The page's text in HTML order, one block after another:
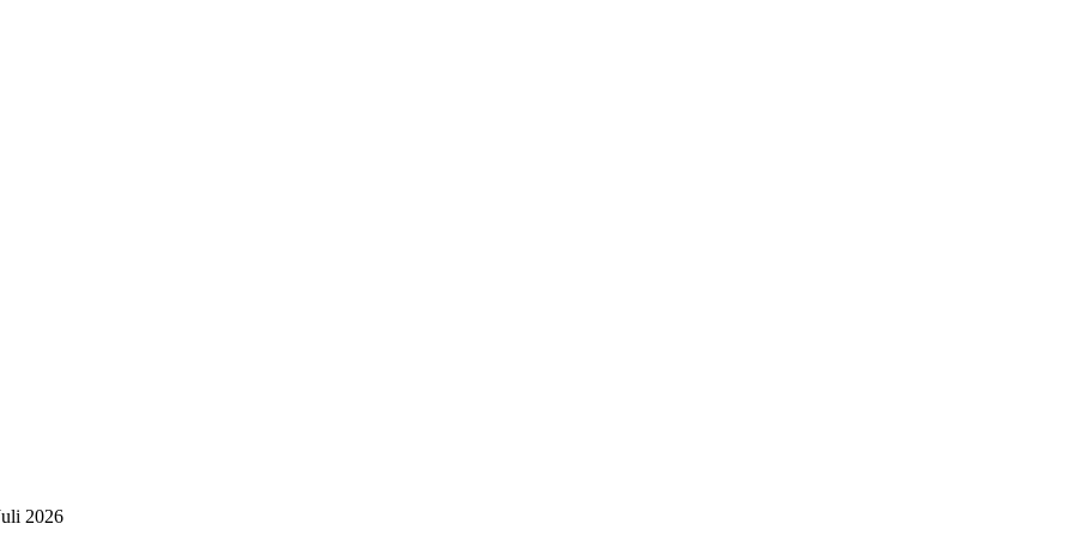
2026